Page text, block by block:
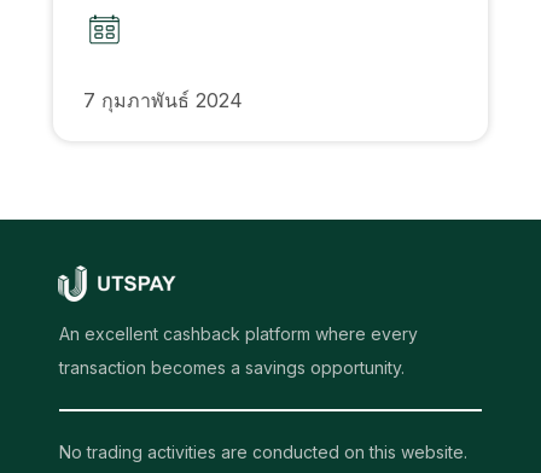
7 กุมภาพันธ์ 2024
An excellent cashback platform where every
transaction becomes a savings opportunity.
No trading activities are conducted on this website.